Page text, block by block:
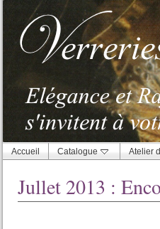
Accueil Catalogue Atelier
Jullet 2013 :